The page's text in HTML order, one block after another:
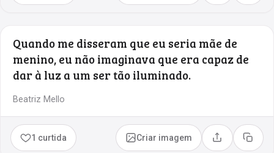
Quando me disseram que eu seria mãe de
menino, eu não imaginava que era capaz de
dar à luz a um ser tão iluminado.
Beatriz Mello
1 curtida Criar imagem Compartilhar
Copiar